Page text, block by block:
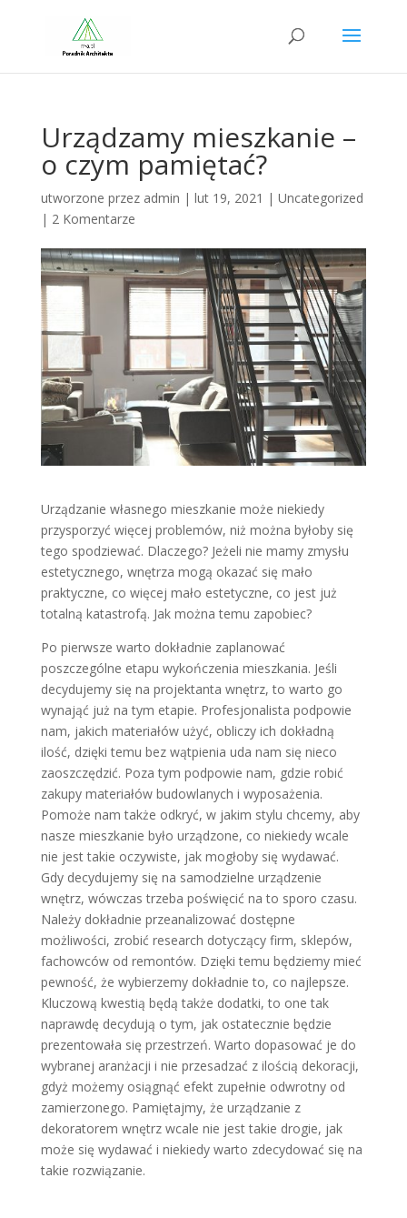
Urządzamy mieszkanie –
o czym pamiętać?
utworzone przez admin | lut 19, 2021 | Uncategorized
| 2 Komentarze
Urządzanie własnego mieszkanie może niekiedy
przysporzyć więcej problemów, niż można byłoby się
tego spodziewać. Dlaczego? Jeżeli nie mamy zmysłu
estetycznego, wnętrza mogą okazać się mało
praktyczne, co więcej mało estetyczne, co jest już
totalną katastrofą. Jak można temu zapobiec?
Po pierwsze warto dokładnie zaplanować
poszczególne etapu wykończenia mieszkania. Jeśli
decydujemy się na projektanta wnętrz, to warto go
wynająć już na tym etapie. Profesjonalista podpowie
nam, jakich materiałów użyć, obliczy ich dokładną
ilość, dzięki temu bez wątpienia uda nam się nieco
zaoszczędzić. Poza tym podpowie nam, gdzie robić
zakupy materiałów budowlanych i wyposażenia.
Pomoże nam także odkryć, w jakim stylu chcemy, aby
nasze mieszkanie było urządzone, co niekiedy wcale
nie jest takie oczywiste, jak mogłoby się wydawać.
Gdy decydujemy się na samodzielne urządzenie
wnętrz, wówczas trzeba poświęcić na to sporo czasu.
Należy dokładnie przeanalizować dostępne
możliwości, zrobić research dotyczący firm, sklepów,
fachowców od remontów. Dzięki temu będziemy mieć
pewność, że wybierzemy dokładnie to, co najlepsze.
Kluczową kwestią będą także dodatki, to one tak
naprawdę decydują o tym, jak ostatecznie będzie
prezentowała się przestrzeń. Warto dopasować je do
wybranej aranżacji i nie przesadzać z ilością dekoracji,
gdyż możemy osiągnąć efekt zupełnie odwrotny od
zamierzonego. Pamiętajmy, że urządzanie z
dekoratorem wnętrz wcale nie jest takie drogie, jak
może się wydawać i niekiedy warto zdecydować się na
takie rozwiązanie.